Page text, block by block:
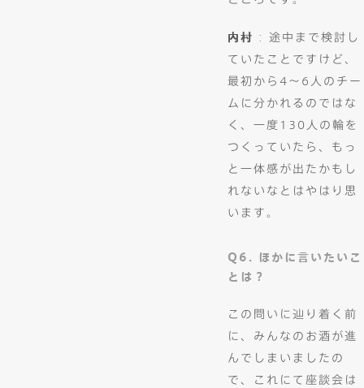
内村 : 途中まで検討し
ていたことですけど、
最初から4～6人のチー
ムに分かれるのではな
く、一度130人の輪を
つくっていたら、もっ
と一体感が出たかもし
れないなとはやはり思
います。
Q6. ほかに言いたいこ
とは？
この問いに辿り着く前
に、みんなのお酒が進
んでしまいましたの
で、これにて座談会は